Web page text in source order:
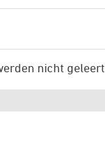
nicht geleert